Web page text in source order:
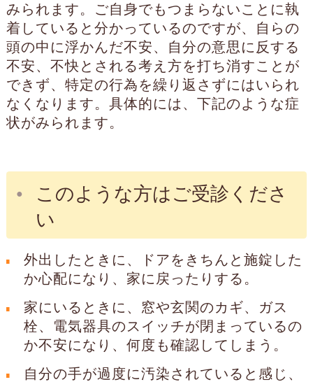
みられます。ご自身でもつまらないことに執
着していると分かっているのですが、自らの
頭の中に浮かんだ不安、自分の意思に反する
不安、不快とされる考え方を打ち消すことが
できず、特定の行為を繰り返さずにはいられ
なくなります。具体的には、下記のような症
状がみられます。
このような方はご受診くださ
い
外出したときに、ドアをきちんと施錠した
か心配になり、家に戻ったりする。
家にいるときに、窓や玄関のカギ、ガス
栓、電気器具のスイッチが閉まっているの
か不安になり、何度も確認してしまう。
自分の手が過度に汚染されていると感じ、